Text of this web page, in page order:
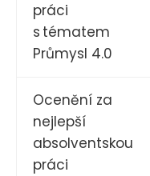
práci
s tématem
Průmysl 4.0
Ocenění za
nejlepší
absolventskou
práci